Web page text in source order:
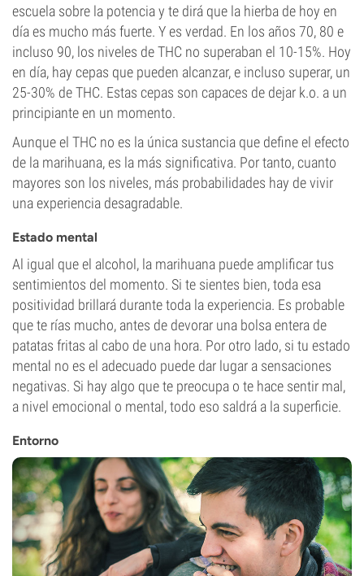
escuela sobre la potencia y te dirá que la hierba de hoy en
día es mucho más fuerte. Y es verdad. En los años 70, 80 e
incluso 90, los niveles de THC no superaban el 10-15%. Hoy
en día, hay cepas que pueden alcanzar, e incluso superar, un
25-30% de THC. Estas cepas son capaces de dejar k.o. a un
principiante en un momento.
Aunque el THC no es la única sustancia que define el efecto
de la marihuana, es la más significativa. Por tanto, cuanto
mayores son los niveles, más probabilidades hay de vivir
una experiencia desagradable.
Estado mental
Al igual que el alcohol, la marihuana puede amplificar tus
sentimientos del momento. Si te sientes bien, toda esa
positividad brillará durante toda la experiencia. Es probable
que te rías mucho, antes de devorar una bolsa entera de
patatas fritas al cabo de una hora. Por otro lado, si tu estado
mental no es el adecuado puede dar lugar a sensaciones
negativas. Si hay algo que te preocupa o te hace sentir mal,
a nivel emocional o mental, todo eso saldrá a la superficie.
Entorno